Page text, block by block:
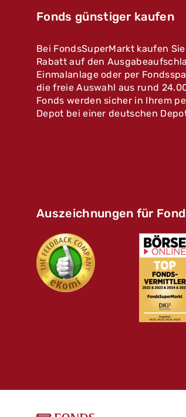
Fonds günstiger kaufen
Bei FondsSuperMarkt kaufen
Rabatt auf den
Einmalanlage oder per
die freie Auswahl aus rund
Fonds werden sicher in Ihrem
Depot bei einer deutschen
Auszeichnungen für